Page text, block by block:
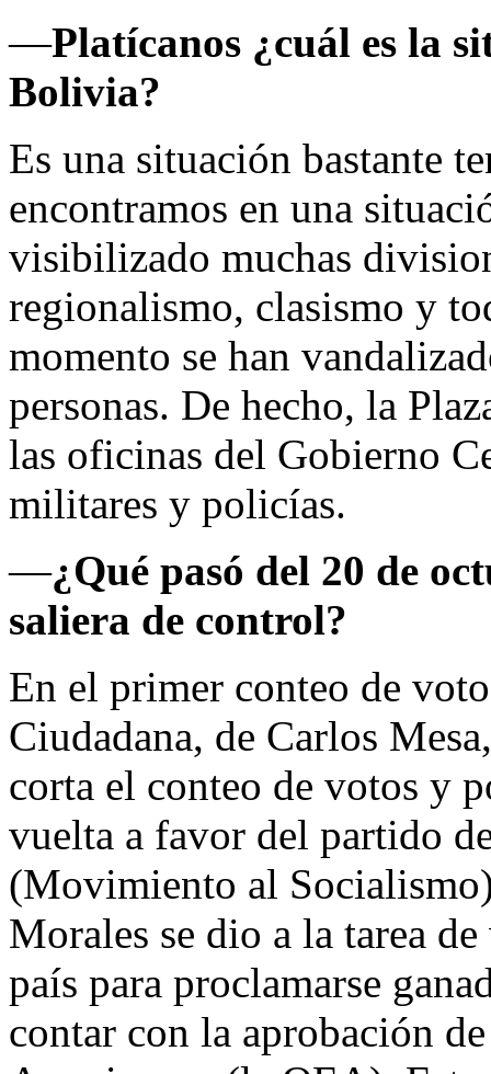
—Platícanos ¿cuál es la
Bolivia?
Es una situación bastante
encontramos en una
visibilizado muchas
regionalismo, clasismo y
momento se han
personas. De hecho, la
las oficinas del Gobierno
militares y policías.
—¿Qué pasó del 20 de
saliera de control?
En el primer conteo de
Ciudadana, de Carlos
corta el conteo de votos y
vuelta a favor del partido
(Movimiento al
Morales se dio a la tarea
país para proclamarse
contar con la aprobación